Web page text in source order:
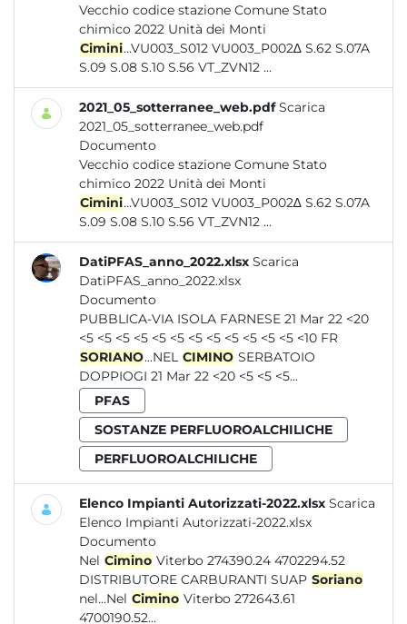
Vecchio codice stazione Comune Stato
chimico 2022 Unità dei Monti
Cimini...VU003_S012 VU003_P002∆ S.62 S.07A
S.09 S.08 S.10 S.56 VT_ZVN12 ...
2021_05_sotterranee_web.pdf Scarica
2021_05_sotterranee_web.pdf
Documento
Vecchio codice stazione Comune Stato
chimico 2022 Unità dei Monti
Cimini...VU003_S012 VU003_P002∆ S.62 S.07A
S.09 S.08 S.10 S.56 VT_ZVN12 ...
DatiPFAS_anno_2022.xlsx Scarica
DatiPFAS_anno_2022.xlsx
Documento
PUBBLICA-VIA ISOLA FARNESE 21 Mar 22 <20
<5 <5 <5 <5 <5 <5 <5 <5 <5 <5 <5 <5 <10 FR
SORIANO...NEL CIMINO SERBATOIO
DOPPIOGI 21 Mar 22 <20 <5 <5 <5...
PFAS
SOSTANZE PERFLUOROALCHILICHE
PERFLUOROALCHILICHE
Elenco Impianti Autorizzati-2022.xlsx Scarica
Elenco Impianti Autorizzati-2022.xlsx
Documento
Nel Cimino Viterbo 274390.24 4702294.52
DISTRIBUTORE CARBURANTI SUAP Soriano
nel...Nel Cimino Viterbo 272643.61
4700190.52...